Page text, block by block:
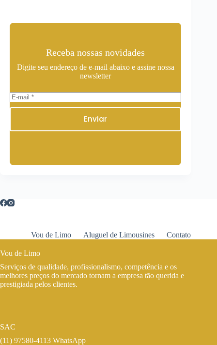
Receba nossas novidades
Digite seu endereço de e-mail abaixo e assine nossa
newsletter
Enviar
Vou de Limo Aluguel de Limousines Contato
Vou de Limo
Serviços de qualidade, profissionalismo, competência e os
melhores preços do mercado tornam a empresa tão querida e
prestigiada pelos clientes.
SAC
(11) 97580-4113 WhatsApp